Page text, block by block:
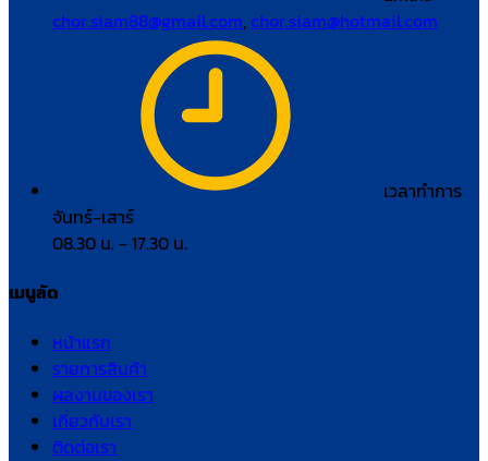
chor.siam88@gmail.com,chor.siam@hotmail.com
เวลาทำการ
จันทร์–เสาร์
08.30 น. – 17.30 น.
เมนูลัด
หน้าแรก
รายการสินค้า
ผลงานของเรา
เกี่ยวกับเรา
ติดต่อเรา